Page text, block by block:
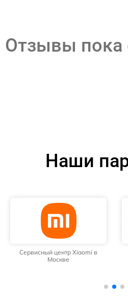
Отзывы пока
Наши
Сервисный центр Xiaomi в
Москве